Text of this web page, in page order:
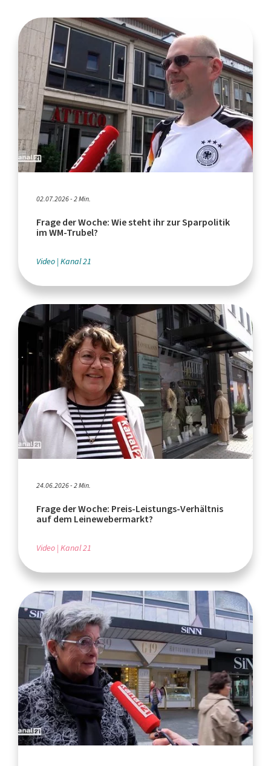
02.07.2026 - 2 Min.
Frage der Woche: Wie steht ihr zur Sparpolitik
im WM-Trubel?
Video Kanal 21
24.06.2026 - 2 Min.
Frage der Woche: Preis-Leistungs-Verhältnis
auf dem Leinewebermarkt?
Video Kanal 21